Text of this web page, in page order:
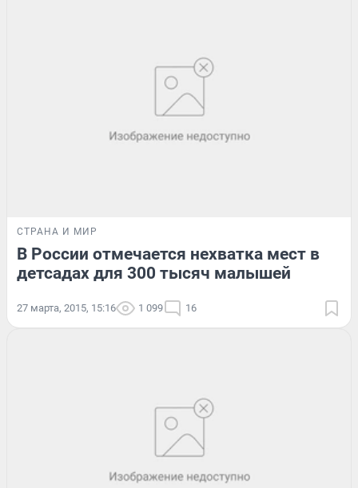
СТРАНА И МИР
В России отмечается нехватка мест в
детсадах для 300 тысяч малышей
27 марта, 2015, 15:16 1 099 16